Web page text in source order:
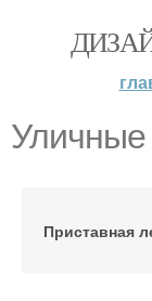
Приставная